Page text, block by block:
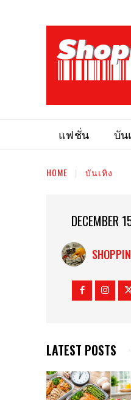
แฟชั่น บัน
HOME บันเทิง
DECEMBER
LATEST POSTS